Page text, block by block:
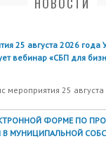
25 августа 2026 года
вебинар «СБП для
мероприятия 25 августа
ФОРМЕ ПО
МУНИЦИПАЛЬНОЙ